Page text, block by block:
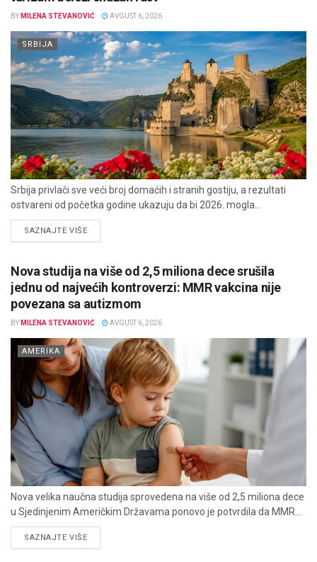
BY MILENA STEVANOVIĆ AVGUST 6, 2026
SRBIJA
Srbija privlači sve veći broj domaćih i stranih gostiju, a rezultati
ostvareni od početka godine ukazuju da bi 2026. mogla...
SAZNAJTE VIŠEDETAILS
Nova studija na više od 2,5 miliona dece srušila
jednu od najvećih kontroverzi: MMR vakcina nije
povezana sa autizmom
BY MILENA STEVANOVIĆ AVGUST 6, 2026
AMERIKA
Nova velika naučna studija sprovedena na više od 2,5 miliona dece
u Sjedinjenim Američkim Državama ponovo je potvrdila da MMR...
SAZNAJTE VIŠEDETAILS